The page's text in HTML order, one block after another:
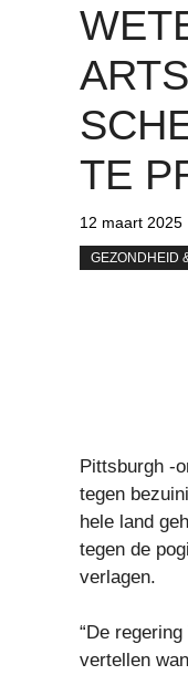
TE
12 maart 2025
GEZONDHEID
Pittsburgh -
tegen
hele land
tegen de
verlagen.
“De
vertellen